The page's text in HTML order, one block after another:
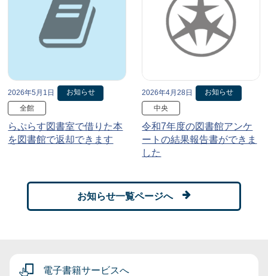
2026年5月1日
お知らせ
全館
らぷらす図書室で借りた本
を図書館で返却できます
2026年4月28日
お知らせ
中央
令和7年度の図書館アンケ
ートの結果報告書ができま
した
お知らせ一覧ページへ
電子書籍サービスへ